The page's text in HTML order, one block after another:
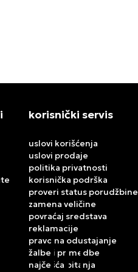
korisnički servis
uslovi korišćenja
uslovi prodaje
politika privatnosti
korisnička podrška
proveri status porudžbine
zamena veličine
povraćaj sredstava
reklamacije
pravo na odustajanje
žalbe i primedbe
najčešća pitanja